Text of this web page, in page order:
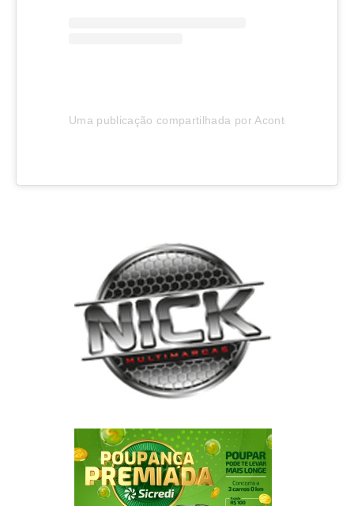
Uma publicação compartilhada por Aconteceu em